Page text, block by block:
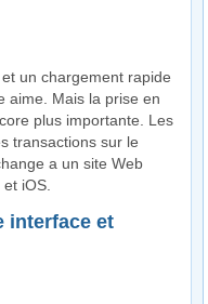
un chargement rapide
aime. Mais la prise en
plus importante. Les
transactions sur le
a un site Web
iOS.
interface et